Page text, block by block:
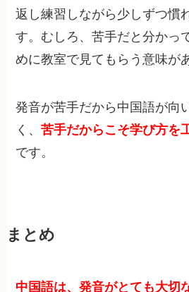
返し練習しながら少しずつ慣
す。むしろ、苦手だと分かっ
めに教室で見てもらう意味が
発音が苦手だから中国語が向
く、苦手だからこそ学び方を
です。
まとめ
中国語は、発音がとても大切